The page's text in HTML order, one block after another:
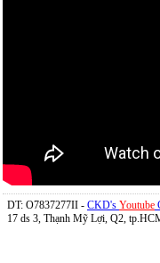
DT: O7837277II - CKD's Youtube
17 ds 3, Thạnh Mỹ Lợi, Q2,